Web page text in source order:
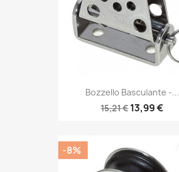
Bozzello Basculante -...
15,21 € 13,99 €
-8%